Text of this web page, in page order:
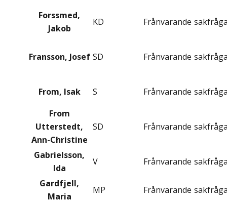
Forssmed,
Jakob
KD Frånvarande
Fransson, Josef SD Frånvarande
From, Isak S Frånvarande
From
Utterstedt,
Ann-Christine
SD Frånvarande
Gabrielsson,
Ida
V Frånvarande
Gardfjell,
Maria
MP Frånvarande